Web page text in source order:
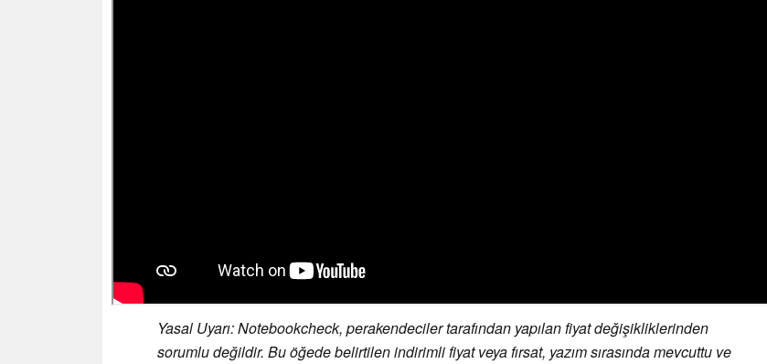
Yasal Uyarı: Notebookcheck, perakendeciler tarafından yapılan fiyat değişikliklerinden
sorumlu değildir. Bu öğede belirtilen indirimli fiyat veya fırsat, yazım sırasında mevcuttu ve